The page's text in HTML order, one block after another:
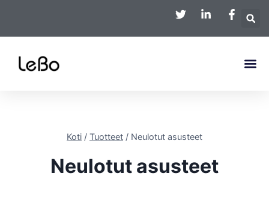
Koti / Tuotteet / Neulotut asusteet
Neulotut asusteet